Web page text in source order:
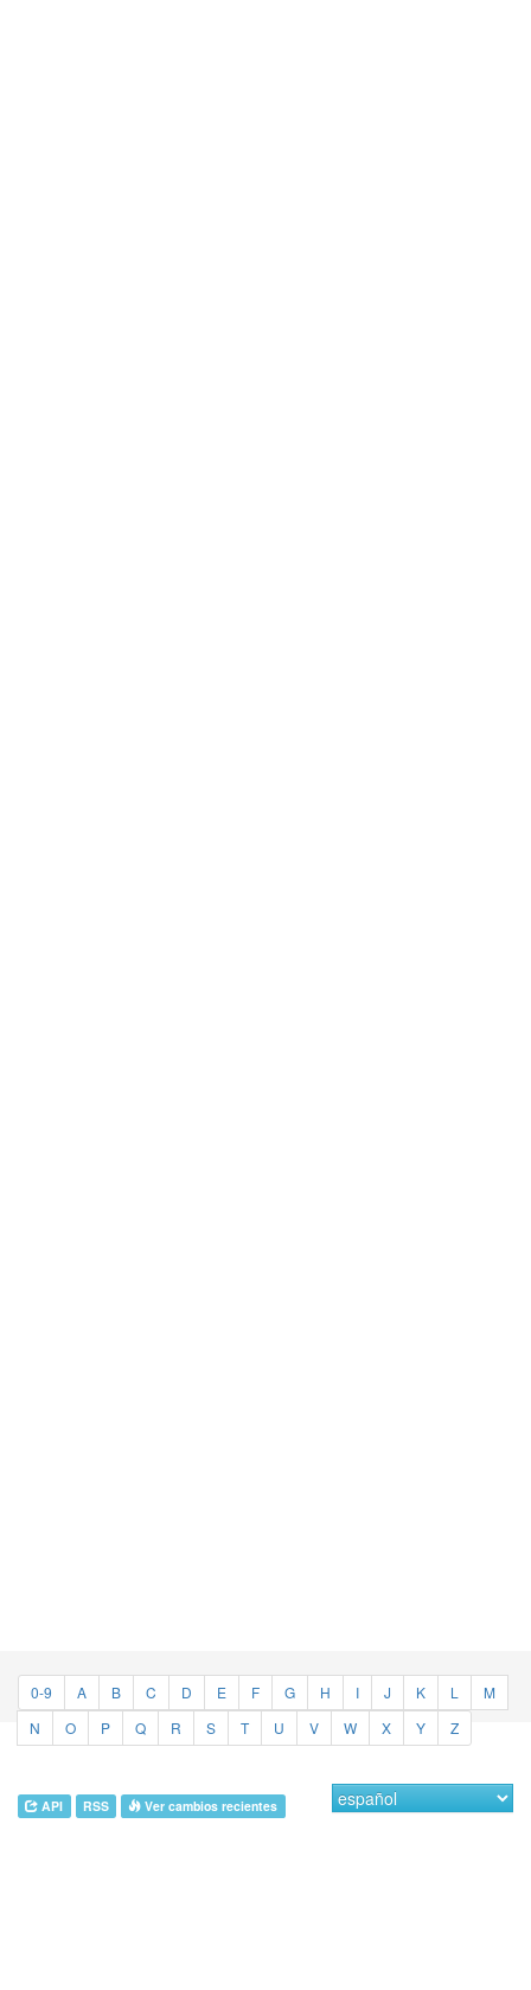
0-9 A B C D E F G H I J K L
M
N
O P Q R S T U V W X Y Z
API RSS Ver cambios recientes